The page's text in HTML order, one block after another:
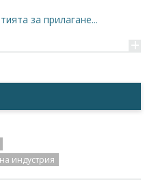
за прилагане...
+
индустрия